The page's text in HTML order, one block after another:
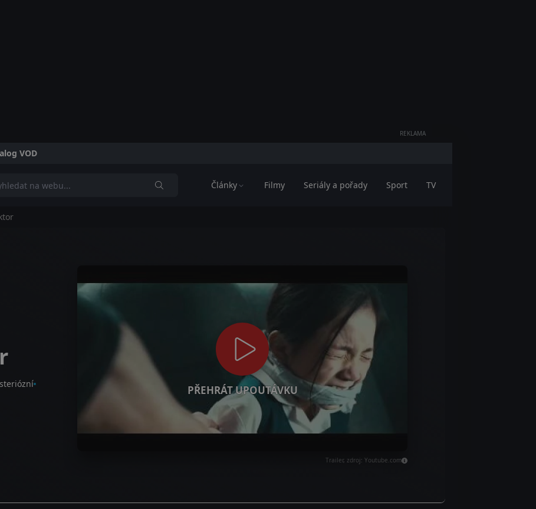
REKLAMA
VOD
Články Filmy Seriály a pořady Sport TV
PŘEHRÁT UPOUTÁVKU
Trailer, zdroj: Youtube.com